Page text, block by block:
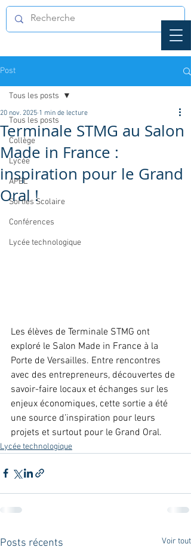
Post
Tous les posts
Collège
Lycée
APEL
Sorties Scolaire
Conférences
Lycée technologique
Tous les posts
Terminale STMG au Salon
Made in France :
inspiration pour le Grand
Oral !
20 nov. 2025 1 min de lecture
Les élèves de Terminale STMG ont
exploré le Salon Made in France à la
Porte de Versailles. Entre rencontres
avec des entrepreneurs, découvertes de
savoir-faire locaux et échanges sur les
enjeux économiques, cette sortie a été
une source d’inspiration pour leurs
projets et surtout pour le Grand Oral.
Lycée technologique
Posts récents Voir tout